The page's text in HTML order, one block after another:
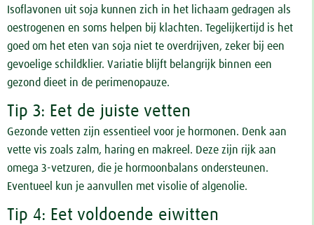
Isoflavonen uit soja kunnen zich in het lichaam gedragen als
oestrogenen en soms helpen bij klachten. Tegelijkertijd is het
goed om het eten van soja niet te overdrijven, zeker bij een
gevoelige schildklier. Variatie blijft belangrijk binnen een
gezond dieet in de perimenopauze.
Tip 3: Eet de juiste vetten
Gezonde vetten zijn essentieel voor je hormonen. Denk aan
vette vis zoals zalm, haring en makreel. Deze zijn rijk aan
omega 3-vetzuren, die je hormoonbalans ondersteunen.
Eventueel kun je aanvullen met visolie of algenolie.
Tip 4: Eet voldoende eiwitten